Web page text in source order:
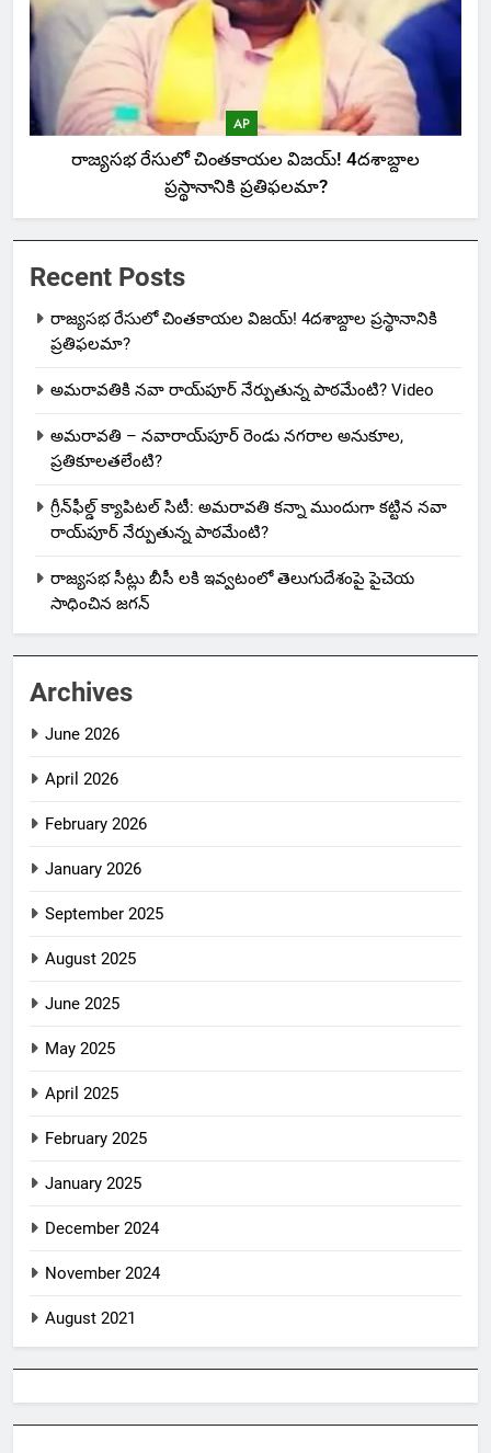
AP
రాజ్యసభ రేసులో చింతకాయల విజయ్‌! 4దశాబ్దాల
ప్రస్థానానికి ప్రతిఫలమా?
Recent Posts
రాజ్యసభ రేసులో చింతకాయల విజయ్‌! 4దశాబ్దాల ప్రస్థానానికి
ప్రతిఫలమా?
అమరావతికి నవా రాయ్‌పూర్ నేర్పుతున్న పాఠమేంటి? Video
అమరావతి – నవారాయ్‌పూర్ రెండు నగరాల అనుకూల,
ప్రతికూలతలేంటి?
గ్రీన్‌ఫీల్డ్ క్యాపిటల్ సిటీ: అమరావతి కన్నా ముందుగా కట్టిన నవా
రాయ్‌పూర్ నేర్పుతున్న పాఠమేంటి?
రాజ్యసభ సీట్లు బీసీ లకి ఇవ్వటంలో తెలుగుదేశంపై పైచెయ
సాధించిన జగన్
Archives
June 2026
April 2026
February 2026
January 2026
September 2025
August 2025
June 2025
May 2025
April 2025
February 2025
January 2025
December 2024
November 2024
August 2021